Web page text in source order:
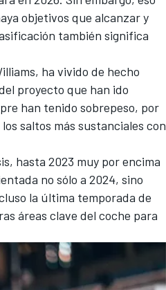
objetivos que alcanzar y
también significa
ha vivido de hecho
proyecto que han ido
han tenido sobrepeso, por
saltos más sustanciales con
hasta 2023 muy por encima
no sólo a 2024, sino
la última temporada de
áreas clave del coche para